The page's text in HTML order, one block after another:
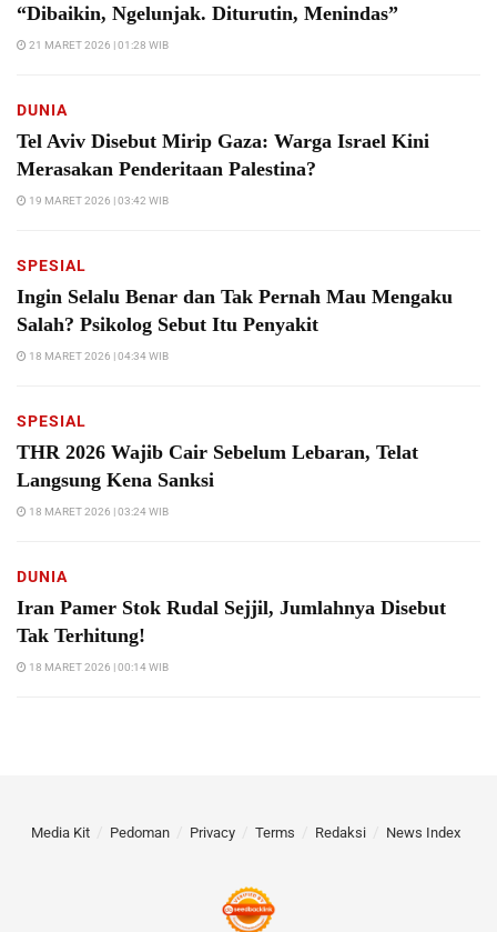
“Dibaikin, Ngelunjak. Diturutin, Menindas”
21 MARET 2026 | 01:28 WIB
DUNIA
Tel Aviv Disebut Mirip Gaza: Warga Israel Kini
Merasakan Penderitaan Palestina?
19 MARET 2026 | 03:42 WIB
SPESIAL
Ingin Selalu Benar dan Tak Pernah Mau Mengaku
Salah? Psikolog Sebut Itu Penyakit
18 MARET 2026 | 04:34 WIB
SPESIAL
THR 2026 Wajib Cair Sebelum Lebaran, Telat
Langsung Kena Sanksi
18 MARET 2026 | 03:24 WIB
DUNIA
Iran Pamer Stok Rudal Sejjil, Jumlahnya Disebut
Tak Terhitung!
18 MARET 2026 | 00:14 WIB
Media Kit Pedoman Privacy Terms Redaksi News Index